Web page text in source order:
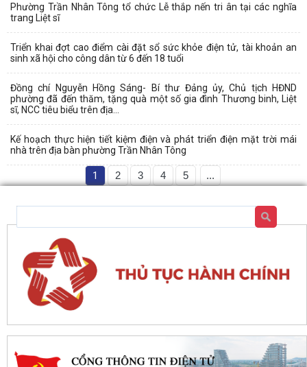
Phường Trần Nhân Tông tổ chức Lễ thắp nến tri ân tại các nghĩa
trang Liệt sĩ
Triển khai đợt cao điểm cài đặt sổ sức khỏe điện tử, tài khoản an
sinh xã hội cho công dân từ 6 đến 18 tuổi
Đồng chí Nguyễn Hồng Sáng- Bí thư Đảng ủy, Chủ tịch HĐND
phường đã đến thăm, tặng quà một số gia đình Thương binh, Liệt
sĩ, NCC tiêu biểu trên địa...
Kế hoạch thực hiện tiết kiệm điện và phát triển điện mặt trời mái
nhà trên địa bàn phường Trần Nhân Tông
1 2 3 4 5 ...